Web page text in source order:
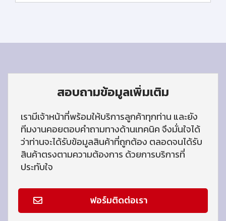
สอบถามข้อมูลเพิ่มเติม
เรามีเจ้าหน้าที่พร้อมให้บริการลูกค้าทุกท่าน และยัง
ทีมงานคอยตอบคำถามทางด้านเทคนิค จึงมั่นใจได้
ว่าท่านจะได้รับข้อมูลสินค้าที่ถูกต้อง ตลอดจนได้รับ
สินค้าตรงตามความต้องการ ด้วยการบริการที่
ประทับใจ
ฟอร์มติดต่อเรา